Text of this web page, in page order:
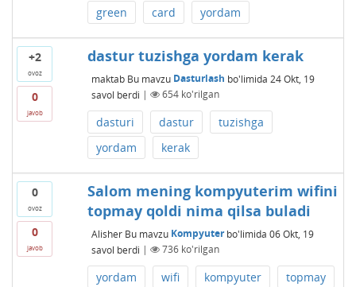
green card yordam
+2
ovoz
0
javob
dastur tuzishga yordam kerak
maktab Bu mavzu Dasturlash bo'limida 24 Okt, 19
savol berdi | 654ko'rilgan
dasturi dastur
tuzishga
yordam
kerak
0
ovoz
0
javob
Salom mening kompyuterim wifini
topmay qoldi nima qilsa buladi
Alisher Bu mavzu Kompyuterbo'limida 06 Okt, 19
savol berdi | 736ko'rilgan
yordam wifi kompyuter
topmay